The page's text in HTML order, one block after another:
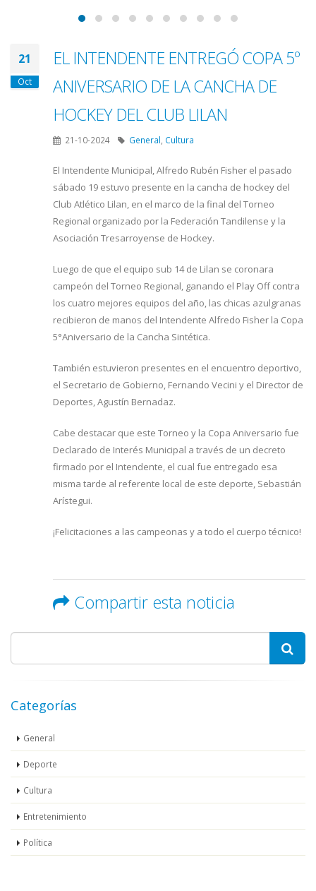
21
Oct
EL INTENDENTE ENTREGÓ COPA 5º
ANIVERSARIO DE LA CANCHA DE
HOCKEY DEL CLUB LILAN
21-10-2024 General Cultura
El Intendente Municipal, Alfredo Rubén Fisher el pasado
sábado 19 estuvo presente en la cancha de hockey del
Club Atlético Lilan, en el marco de la final del Torneo
Regional organizado por la Federación Tandilense y la
Asociación Tresarroyense de Hockey.
Luego de que el equipo sub 14 de Lilan se coronara
campeón del Torneo Regional, ganando el Play Off contra
los cuatro mejores equipos del año, las chicas azulgranas
recibieron de manos del Intendente Alfredo Fisher la Copa
5°Aniversario de la Cancha Sintética.
También estuvieron presentes en el encuentro deportivo,
el Secretario de Gobierno, Fernando Vecini y el Director de
Deportes, Agustín Bernadaz.
Cabe destacar que este Torneo y la Copa Aniversario fue
Declarado de Interés Municipal a través de un decreto
firmado por el Intendente, el cual fue entregado esa
misma tarde al referente local de este deporte, Sebastián
Arístegui.
¡Felicitaciones a las campeonas y a todo el cuerpo técnico!
Compartir esta noticia
Categorías
General
Deporte
Cultura
Entretenimiento
Política